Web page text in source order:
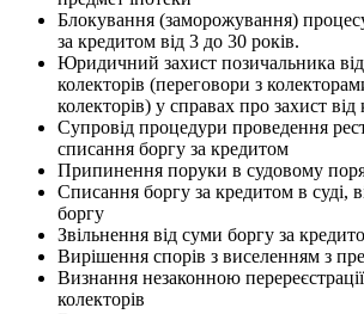
Блокування (заморожування)
за кредитом від 3 до 30 років.
Юридичний захист позичальника
колекторів (переговори з
колекторів) у справах про захист від
Супровід процедури проведення
списання боргу за кредитом
Припинення поруки в судовому
Списання боргу за кредитом в суді,
боргу
Звільнення від суми боргу за
Вирішення спорів з виселенням з
Визнання незаконною
колекторів